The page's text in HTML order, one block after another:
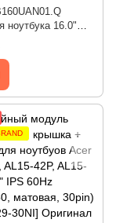
ноутбука 16.0"
FreeSync+G-
WUXGA /
(0.5mm) / Slim
/ 1000:1 / 100%